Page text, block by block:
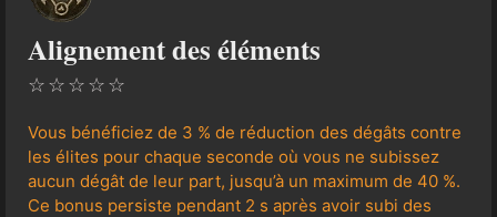
Alignement des éléments
☆ ☆ ☆ ☆ ☆
Vous bénéficiez de 3 % de réduction des dégâts contre
les élites pour chaque seconde où vous ne subissez
aucun dégât de leur part, jusqu’à un maximum de 40 %.
Ce bonus persiste pendant 2 s après avoir subi des